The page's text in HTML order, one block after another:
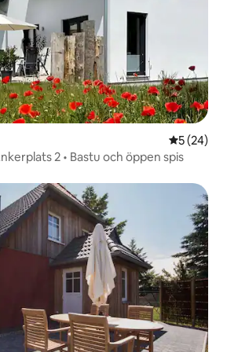
5 av 5 i
5 (24)
2 • Bastu och öppen spis